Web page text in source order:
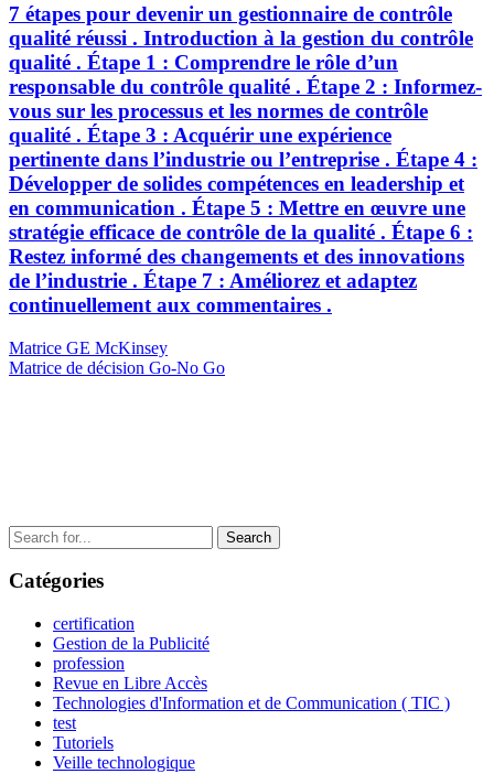
7 étapes pour devenir un gestionnaire de contrôle
qualité réussi . Introduction à la gestion du contrôle
qualité . Étape 1 : Comprendre le rôle d’un
responsable du contrôle qualité . Étape 2 : Informez-
vous sur les processus et les normes de contrôle
qualité . Étape 3 : Acquérir une expérience
pertinente dans l’industrie ou l’entreprise . Étape 4 :
Développer de solides compétences en leadership et
en communication . Étape 5 : Mettre en œuvre une
stratégie efficace de contrôle de la qualité . Étape 6 :
Restez informé des changements et des innovations
de l’industrie . Étape 7 : Améliorez et adaptez
continuellement aux commentaires .
Navigation
de
Previous
Post
Matrice GE McKinsey
Next
Matrice de décision Go-No Go
Search
for:
Catégories
certification
Gestion de la Publicité
profession
Revue en Libre Accès
Technologies d'Information et de Communication ( TIC )
test
Tutoriels
Veille technologique